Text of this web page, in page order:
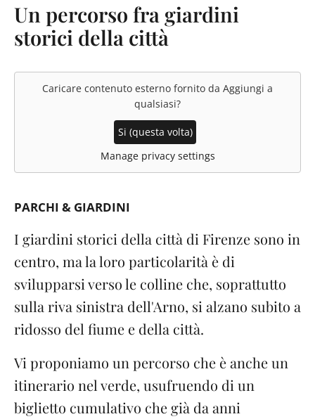
Un percorso fra giardini
storici della città
Caricare contenuto esterno fornito da Aggiungi a
qualsiasi?
Si (questa volta)
Manage privacy settings
PARCHI & GIARDINI
I giardini storici della città di Firenze sono in
centro, ma la loro particolarità è di
svilupparsi verso le colline che, soprattutto
sulla riva sinistra dell'Arno, si alzano subito a
ridosso del fiume e della città.
Vi proponiamo un percorso che è anche un
itinerario nel verde, usufruendo di un
biglietto cumulativo che già da anni